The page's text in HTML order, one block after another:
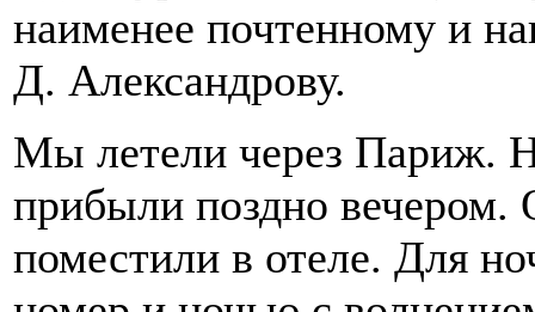
наименее почтенному и
Д. Александрову.
Мы летели через Париж.
прибыли поздно вечером.
поместили в отеле. Для